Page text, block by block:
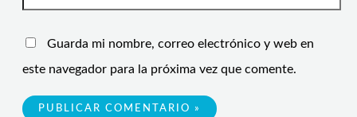
Guarda mi nombre, correo electrónico y web en
este navegador para la próxima vez que comente.